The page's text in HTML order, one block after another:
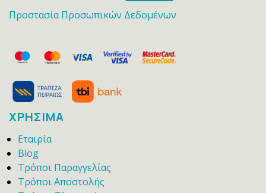
Προστασία Προσωπικών Δεδομένων
ΧΡΗΣΙΜΑ
Εταιρία
Blog
Τρόποι Παραγγελίας
Τρόποι Αποστολής